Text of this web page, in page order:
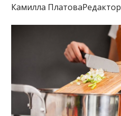
Камилла ПлатоваРедактор